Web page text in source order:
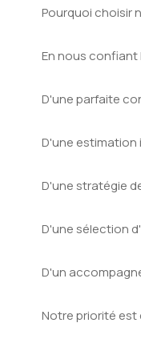
Pourquoi choisir
En nous confiant
D'une parfaite
D'une estimation
D'une stratégie
D'une sélection
D'un
Notre priorité est